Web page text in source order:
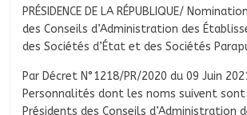
PRÉSIDENCE DE LA RÉPUBLIQUE/
des Conseils d’Administration des
des Sociétés d’État et des Sociétés
Par Décret N°1218/PR/2020 du 09 Juin
Personnalités dont les noms suivent
Présidents des Conseils d’Administration